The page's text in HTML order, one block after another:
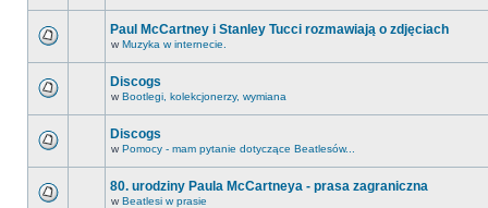
Paul McCartney i Stanley Tucci rozmawiają o zdjęciach
w Muzyka w internecie.
Discogs
w Bootlegi, kolekcjonerzy, wymiana
Discogs
w Pomocy - mam pytanie dotyczące Beatlesów...
80. urodziny Paula McCartneya - prasa zagraniczna
w Beatlesi w prasie